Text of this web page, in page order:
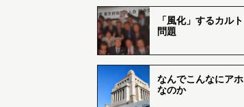
「風化」するカルト
問題
なんでこんなにアホ
なのか